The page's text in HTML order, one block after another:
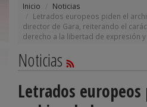
Inicio
Noticias
Letrados europeos piden el
director de Gara, reiterando el
derecho a la libertad de expresión
Noticias
Letrados